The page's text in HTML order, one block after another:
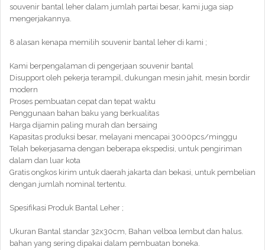
souvenir bantal leher dalam jumlah partai besar, kami juga siap
mengerjakannya.
8 alasan kenapa memilih souvenir bantal leher di kami ;
Kami berpengalaman di pengerjaan souvenir bantal
Disupport oleh pekerja terampil, dukungan mesin jahit, mesin bordir
modern
Proses pembuatan cepat dan tepat waktu
Penggunaan bahan baku yang berkualitas
Harga dijamin paling murah dan bersaing
Kapasitas produksi besar, melayani mencapai 3000pcs/minggu
Telah bekerjasama dengan beberapa ekspedisi, untuk pengiriman
dalam dan luar kota
Gratis ongkos kirim untuk daerah jakarta dan bekasi, untuk pembelian
dengan jumlah nominal tertentu.
Spesifikasi Produk Bantal Leher ;
Ukuran Bantal standar 32x30cm, Bahan velboa lembut dan halus.
bahan yang sering dipakai dalam pembuatan boneka.